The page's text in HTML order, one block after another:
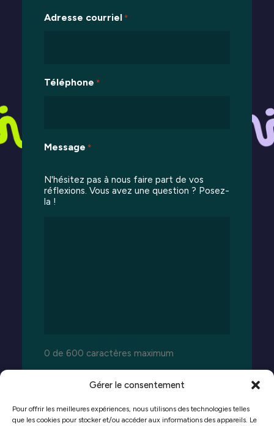
Gérer le consentement
Pour offrir les meilleures expériences, nous utilisons des technologies telles
que les cookies pour stocker et/ou accéder aux informations des appareils. Le
Adresse courriel *
Téléphone *
Message *
N'hésitez pas à nous faire part de vos
réflexions. Vous avez une question ? Posez-
la !
0 de 600 caractères maximum